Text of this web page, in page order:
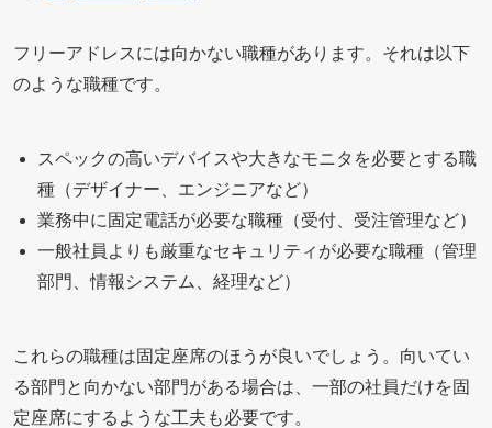
フリーアドレスには向かない職種があります。それは以下
のような職種です。
スペックの高いデバイスや大きなモニタを必要とする職
種（デザイナー、エンジニアなど）
業務中に固定電話が必要な職種（受付、受注管理など）
一般社員よりも厳重なセキュリティが必要な職種（管理
部門、情報システム、経理など）
これらの職種は固定座席のほうが良いでしょう。向いてい
る部門と向かない部門がある場合は、一部の社員だけを固
定座席にするような工夫も必要です。